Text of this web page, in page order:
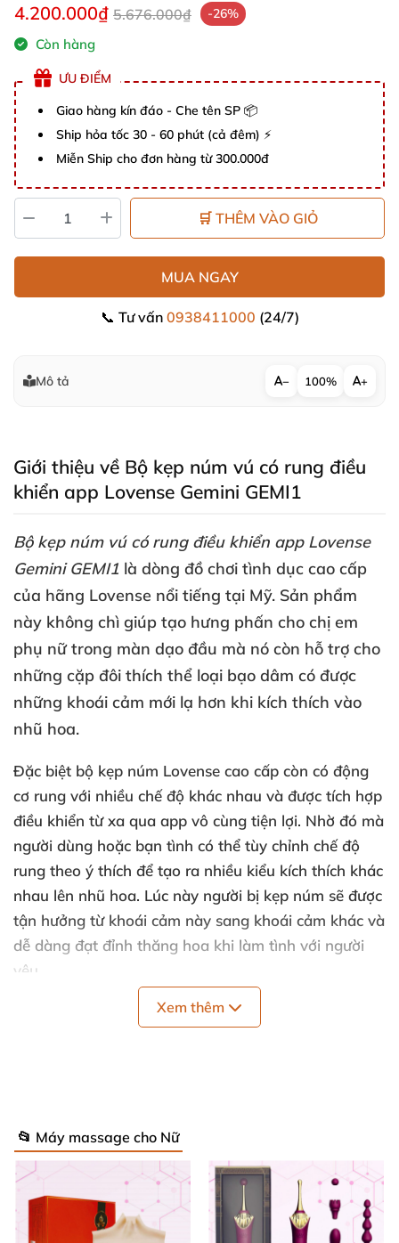
4.200.000₫ 5.676.000₫ -26%
Còn hàng
ƯU ĐIỂM
Giao hàng kín đáo - Che tên SP 📦
Ship hỏa tốc 30 - 60 phút (cả đêm) ⚡
Miễn Ship cho đơn hàng từ 300.000đ
🛒 THÊM VÀO GIỎ
MUA NGAY
📞 Tư vấn 0938411000 (24/7)
Mô tả − 100% +
Giới thiệu về Bộ kẹp núm vú có rung điều
khiển app Lovense Gemini GEMI1
Bộ kẹp núm vú có rung điều khiển app Lovense
Gemini GEMI1 là dòng đồ chơi tình dục cao cấp
của hãng Lovense nổi tiếng tại Mỹ. Sản phẩm
này không chì giúp tạo hưng phấn cho chị em
phụ nữ trong màn dạo đầu mà nó còn hỗ trợ cho
những cặp đôi thích thể loại bạo dâm có được
những khoái cảm mới lạ hơn khi kích thích vào
nhũ hoa.
Đặc biệt bộ kẹp núm Lovense cao cấp còn có động
cơ rung với nhiều chế độ khác nhau và được tích hợp
điều khiển từ xa qua app vô cùng tiện lợi. Nhờ đó mà
người dùng hoặc bạn tình có thể tùy chỉnh chế độ
rung theo ý thích để tạo ra nhiều kiểu kích thích khác
nhau lên nhũ hoa. Lúc này người bị kẹp núm sẽ được
tận hưởng từ khoái cảm này sang khoái cảm khác và
dễ dàng đạt đỉnh thăng hoa khi làm tình với người
yêu.
Xem thêm
📂 Máy massage cho Nữ